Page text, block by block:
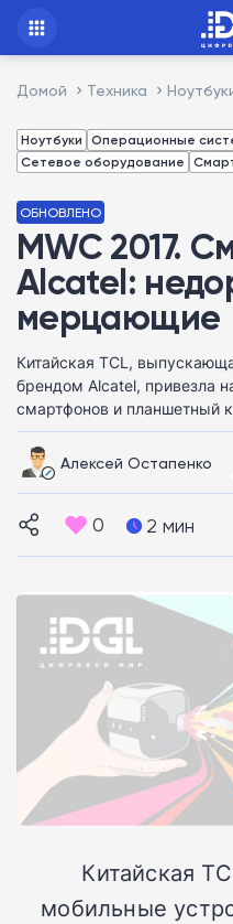
Домой Техника
Ноутбуки Операционные
Сетевое оборудование
ОБНОВЛЕНО
MWC 2017.
Alcatel:
мерцающие
Китайская TCL,
брендом Alcatel, привезла
смартфонов и планшетный
Алексей Остапенко
0 2 мин
Китайская
мобильные